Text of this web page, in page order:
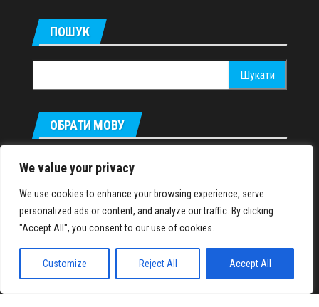
We value your privacy
We use cookies to enhance your browsing experience, serve
personalized ads or content, and analyze our traffic. By clicking
"Accept All", you consent to our use of cookies.
Customize Reject All Accept All
ПОШУК
ОБРАТИ МОВУ
Русский
IronMuscles.org© 2018-2023